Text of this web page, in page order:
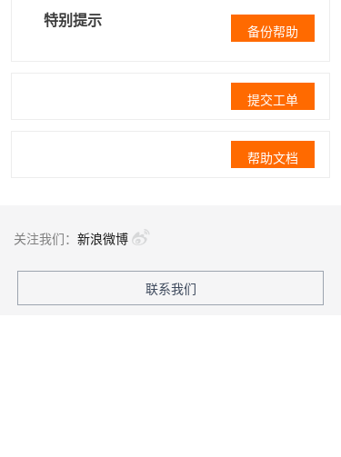
特别提示
备份帮助
提交工单
帮助文档